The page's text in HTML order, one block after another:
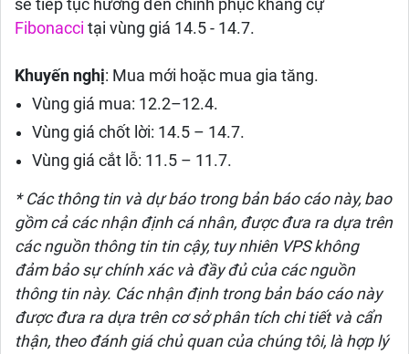
sẽ tiếp tục hướng đến chinh phục kháng cự
Fibonacci tại vùng giá 14.5 - 14.7.
Khuyến nghị: Mua mới hoặc mua gia tăng.
Vùng giá mua: 12.2–12.4.
Vùng giá chốt lời: 14.5 – 14.7.
Vùng giá cắt lỗ: 11.5 – 11.7.
* Các thông tin và dự báo trong bản báo cáo này, bao
gồm cả các nhận định cá nhân, được đưa ra dựa trên
các nguồn thông tin tin cậy, tuy nhiên VPS không
đảm bảo sự chính xác và đầy đủ của các nguồn
thông tin này. Các nhận định trong bản báo cáo này
được đưa ra dựa trên cơ sở phân tích chi tiết và cẩn
thận, theo đánh giá chủ quan của chúng tôi, là hợp lý